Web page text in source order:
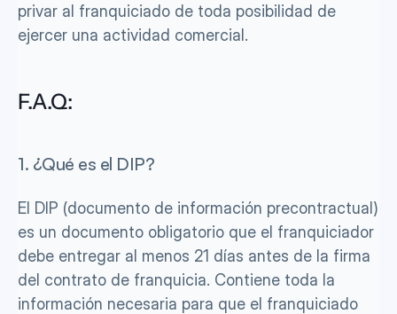
privar al franquiciado de toda posibilidad de
ejercer una actividad comercial.
F.A.Q:
1. ¿Qué es el DIP?
El DIP (documento de información precontractual)
es un documento obligatorio que el franquiciador
debe entregar al menos 21 días antes de la firma
del contrato de franquicia. Contiene toda la
información necesaria para que el franquiciado